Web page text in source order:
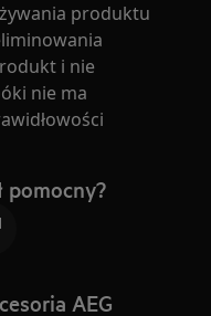
produktu
i nie
nie ma
pomocny?
AEG